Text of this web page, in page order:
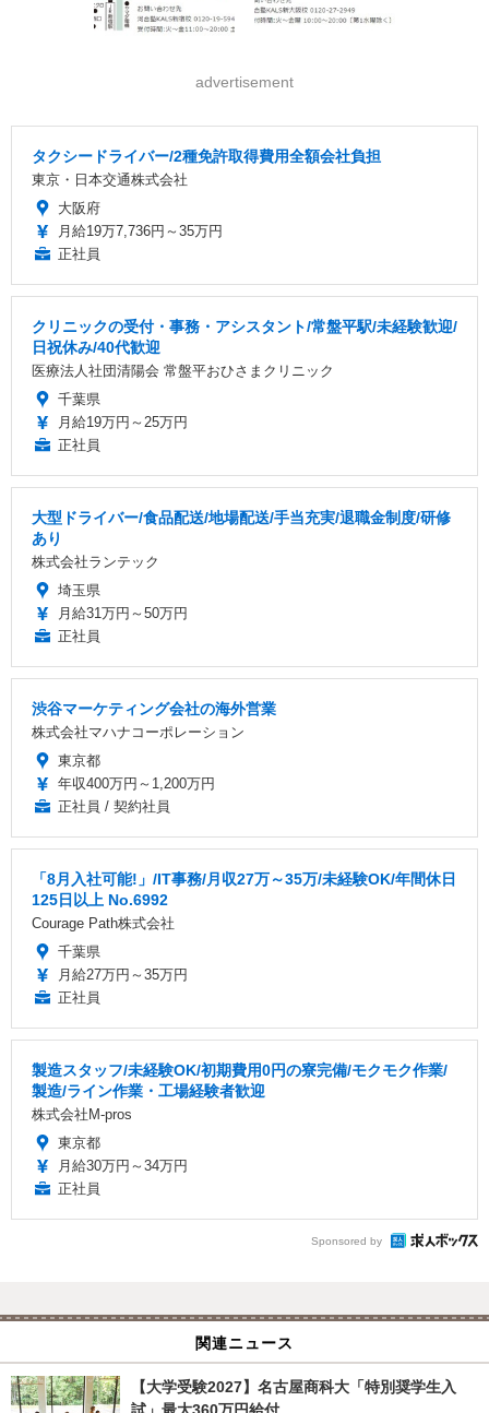
advertisement
タクシードライバー/2種免許取得費用全額会社負担
東京・日本交通株式会社
大阪府
月給19万7,736円～35万円
正社員
クリニックの受付・事務・アシスタント/常盤平駅/未経験歓迎/
日祝休み/40代歓迎
医療法人社団清陽会 常盤平おひさまクリニック
千葉県
月給19万円～25万円
正社員
大型ドライバー/食品配送/地場配送/手当充実/退職金制度/研修
あり
株式会社ランテック
埼玉県
月給31万円～50万円
正社員
渋谷マーケティング会社の海外営業
株式会社マハナコーポレーション
東京都
年収400万円～1,200万円
正社員 / 契約社員
「8月入社可能!」/IT事務/月収27万～35万/未経験OK/年間休日
125日以上 No.6992
Courage Path株式会社
千葉県
月給27万円～35万円
正社員
製造スタッフ/未経験OK/初期費用0円の寮完備/モクモク作業/
製造/ライン作業・工場経験者歓迎
株式会社M-pros
東京都
月給30万円～34万円
正社員
Sponsored by
関連ニュース
【大学受験2027】名古屋商科大「特別奨学生入